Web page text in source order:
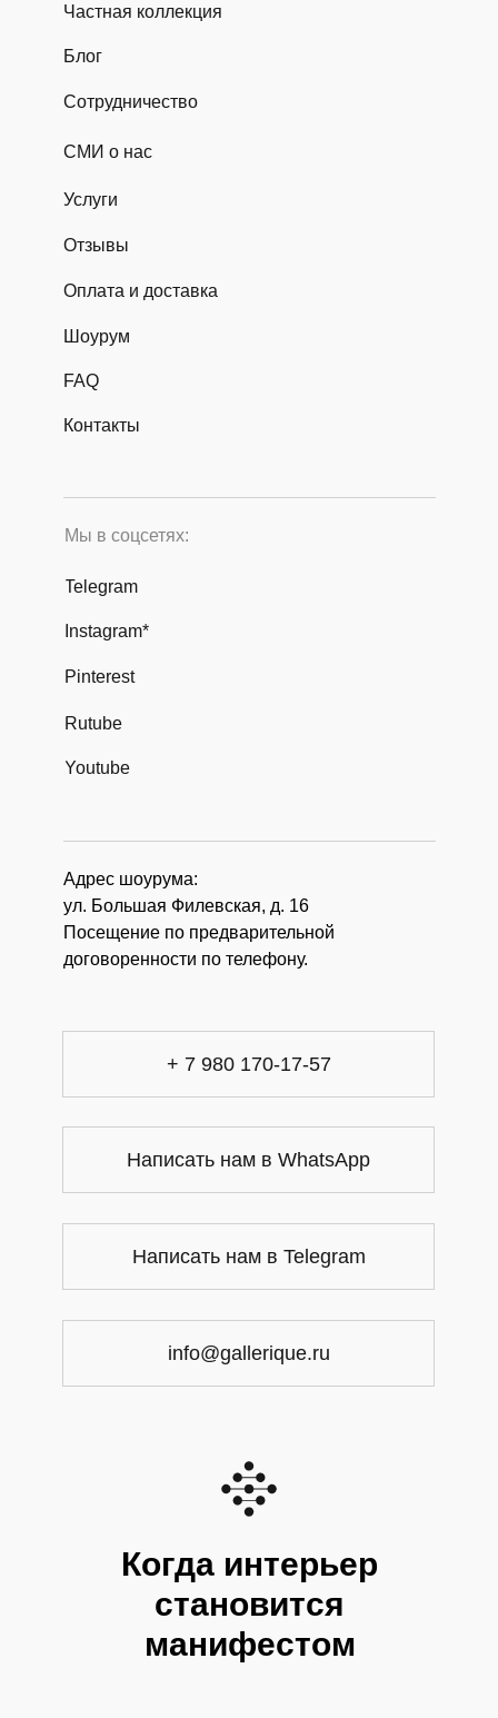
Адрес шоурума:
ул. Большая Филевская, д. 16
Посещение по предварительной
договоренности по телефону.
Мы в соцсетях:
Блог
Частная коллекция
Сотрудничество
Instagram*
Telegram
Услуги
Отзывы
Оплата и доставка
Когда интерьер
становится
манифестом
+ 7 980 170-17-57
Написать нам в WhatsApp
info@gallerique.ru
Написать нам в Telegram
СМИ о нас
Шоурум
FAQ
Контакты
Pinterest
Rutube
Youtube